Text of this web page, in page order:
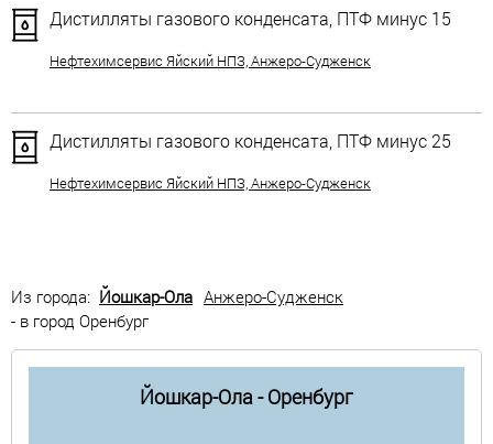
Дистилляты газового конденсата, ПТФ минус 15
Нефтехимсервис Яйский НПЗ, Анжеро-Судженск
Дистилляты газового конденсата, ПТФ минус 25
Нефтехимсервис Яйский НПЗ, Анжеро-Судженск
Из города: Йошкар-Ола Анжеро-Судженск
- в город Оренбург
Йошкар-Ола - Оренбург